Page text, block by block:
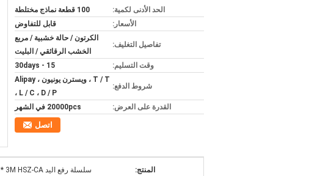
الحد الأدنى لكمية:
100 قطعة نماذج مختلطة
الأسعار:
قابل للتفاوض
تفاصيل التغليف:
الكرتون / حالة خشبية / مربع
الخشب الرقائقي / البليت
وقت التسليم:
15 - 30days
شروط الدفع:
T / T ، ويسترن يونيون ، Alipay
، L / C ، D / P
القدرة على العرض:
20000pcs في الشهر
اتصل
المنتج: سلسلة رفع اليد 3T * 3M HSZ-CA